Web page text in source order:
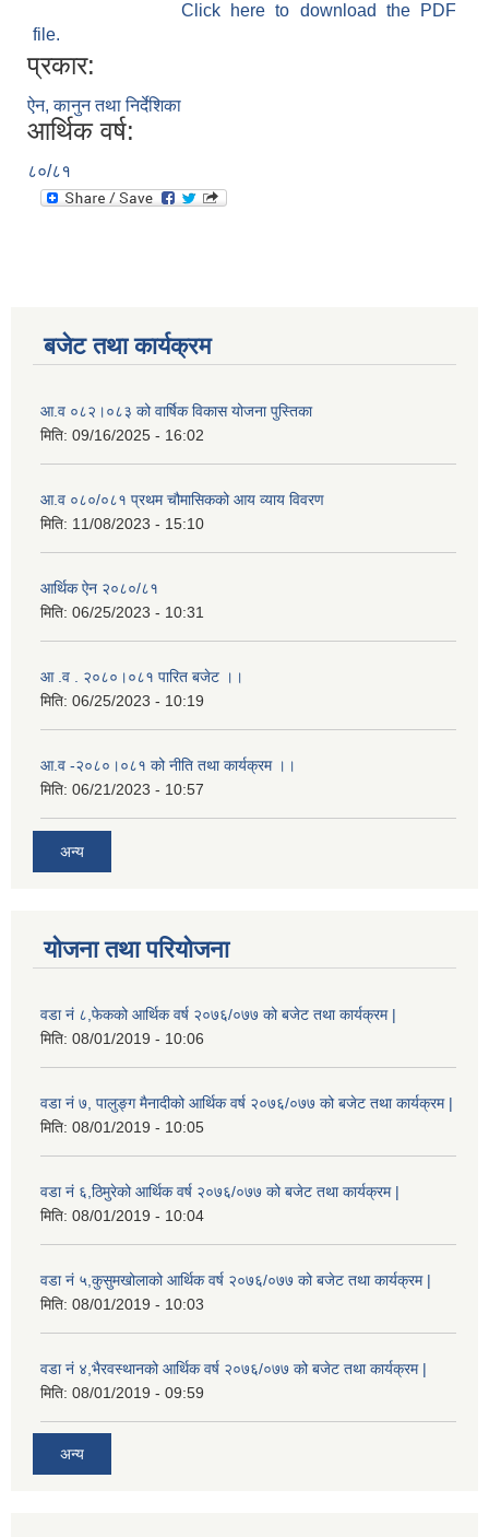
Click here to download the PDF
file.
प्रकार:
ऐन, कानुन तथा निर्देशिका
आर्थिक वर्ष:
८०/८१
बजेट तथा कार्यक्रम
आ.व ०८२।०८३ को वार्षिक विकास योजना पुस्तिका
मिति: 09/16/2025 - 16:02
आ.व ०८०/०८१ प्रथम चौमासिकको आय व्याय विवरण
मिति: 11/08/2023 - 15:10
आर्थिक ऐन २०८०/८१
मिति: 06/25/2023 - 10:31
आ .व . २०८०।०८१ पारित बजेट ।।
मिति: 06/25/2023 - 10:19
आ.व -२०८०।०८१ को नीति तथा कार्यक्रम ।।
मिति: 06/21/2023 - 10:57
अन्य
योजना तथा परियोजना
वडा नं ८,फेकको आर्थिक वर्ष २०७६/०७७ को बजेट तथा कार्यक्रम |
मिति: 08/01/2019 - 10:06
वडा नं ७, पालुङ्ग मैनादीको आर्थिक वर्ष २०७६/०७७ को बजेट तथा कार्यक्रम |
मिति: 08/01/2019 - 10:05
वडा नं ६,ठिमुरेको आर्थिक वर्ष २०७६/०७७ को बजेट तथा कार्यक्रम |
मिति: 08/01/2019 - 10:04
वडा नं ५,कुसुमखोलाको आर्थिक वर्ष २०७६/०७७ को बजेट तथा कार्यक्रम |
मिति: 08/01/2019 - 10:03
वडा नं ४,भैरवस्थानको आर्थिक वर्ष २०७६/०७७ को बजेट तथा कार्यक्रम |
मिति: 08/01/2019 - 09:59
अन्य